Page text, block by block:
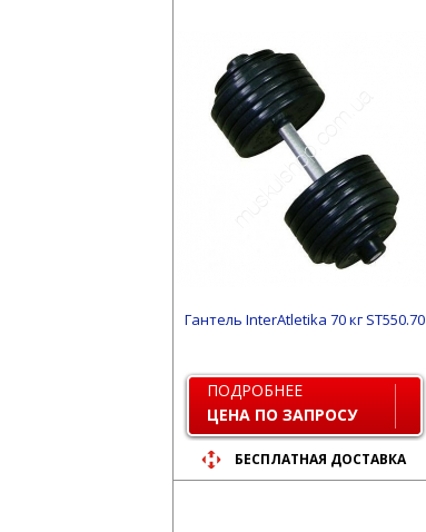
Гантель InterAtletika 70 кг ST550.70
ПОДРОБНЕЕ
ЦЕНА ПО ЗАПРОСУ
БЕСПЛАТНАЯ ДОСТАВКА